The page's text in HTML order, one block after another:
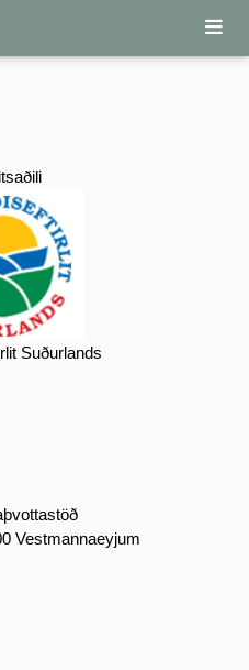
Suðurlands
Vestmannaeyjum